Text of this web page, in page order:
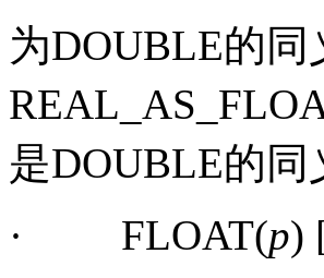
为DOUBLE的同
是DOUBLE的同
·
FLOAT(p)